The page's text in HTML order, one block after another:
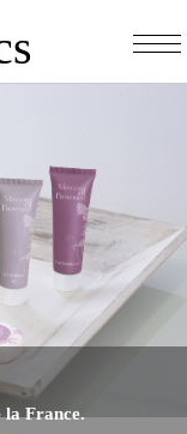
la France.